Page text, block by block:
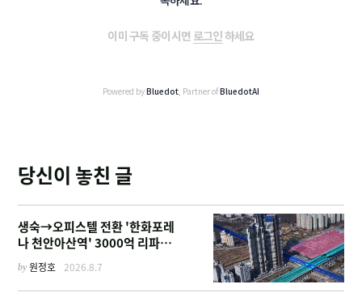
이미 구독 중이시면 로그인하세요
Powered byBluedot , Partner ofBluedotAI
당신이 놓친 글
생숙→오피스텔 전환 '한화포레
나 천안아산역' 3000억 리파이
낸싱
by원정호 2026.8.7